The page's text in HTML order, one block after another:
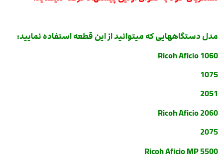
مدل دستگاههایی که میتوانید از این قطعه استفاده نمایید:
Ricoh Aficio 1060
1075
2051
Ricoh Aficio 2060
2075
Ricoh Aficio MP 5500